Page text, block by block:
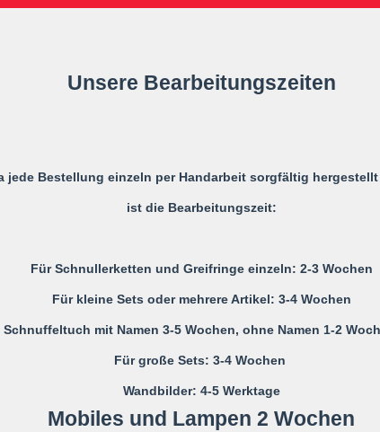
zum
Warenkorb
Süßes Hasen-
Erhältlich in 10 tollen Farben.
An den Zipfeln kann ein
Größe: 30x30cm
Zertifiziert nach Öko-
Verwendung:
GPSR Informationen
TEILEN FACEBOOK
TEILEN
Unsere Bearbeitungszeiten
jede Bestellung einzeln per Handarbeit sorgfältig
ist die Bearbeitungszeit:
Für Schnullerketten und Greifringe einzeln: 2-3 Wochen
Für kleine Sets oder mehrere Artikel: 3-4 Wochen
Schnuffeltuch mit Namen 3-5 Wochen, ohne Namen 1-2
Für große Sets: 3-4 Wochen
Wandbilder: 4-5 Werktage
Mobiles und Lampen 2 Wochen